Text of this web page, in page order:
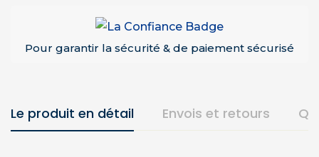
Pour garantir la sécurité & de paiement sécurisé
Le produit en détail Envois et retours